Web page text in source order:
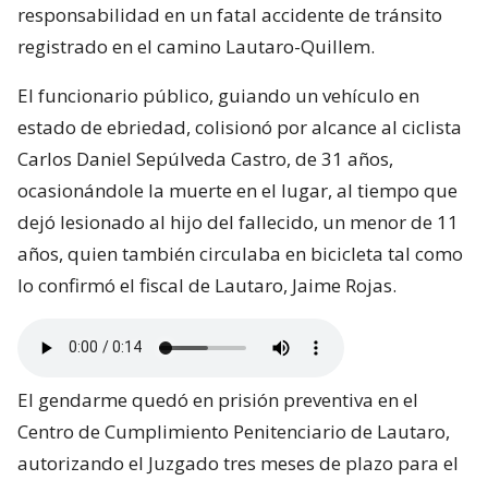
responsabilidad en un fatal accidente de tránsito
registrado en el camino Lautaro-Quillem.
El funcionario público, guiando un vehículo en
estado de ebriedad, colisionó por alcance al ciclista
Carlos Daniel Sepúlveda Castro, de 31 años,
ocasionándole la muerte en el lugar, al tiempo que
dejó lesionado al hijo del fallecido, un menor de 11
años, quien también circulaba en bicicleta tal como
lo confirmó el fiscal de Lautaro, Jaime Rojas.
El gendarme quedó en prisión preventiva en el
Centro de Cumplimiento Penitenciario de Lautaro,
autorizando el Juzgado tres meses de plazo para el